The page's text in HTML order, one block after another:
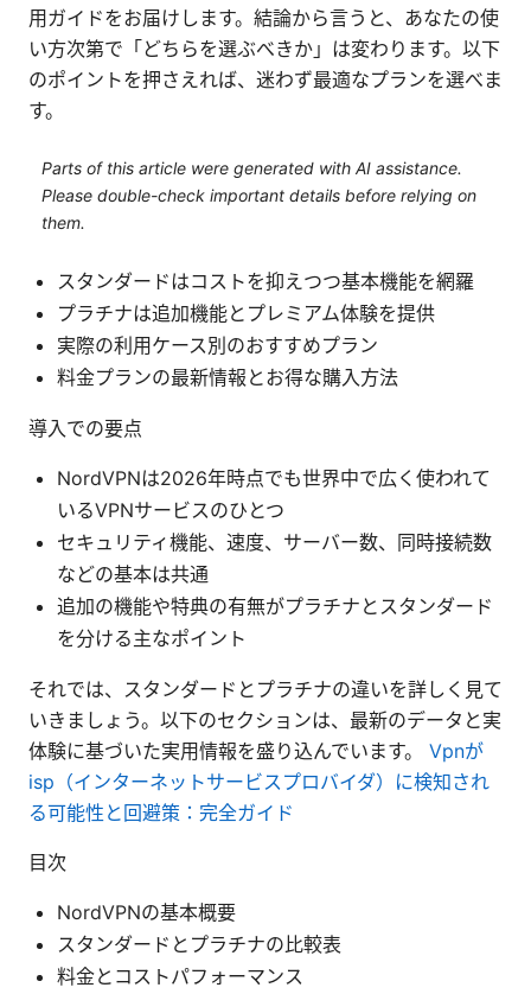
用ガイドをお届けします。結論から言うと、あなたの使
い方次第で「どちらを選ぶべきか」は変わります。以下
のポイントを押さえれば、迷わず最適なプランを選べま
す。
Parts of this article were generated with AI assistance.
Please double-check important details before relying on
them.
スタンダードはコストを抑えつつ基本機能を網羅
プラチナは追加機能とプレミアム体験を提供
実際の利用ケース別のおすすめプラン
料金プランの最新情報とお得な購入方法
導入での要点
NordVPNは2026年時点でも世界中で広く使われて
いるVPNサービスのひとつ
セキュリティ機能、速度、サーバー数、同時接続数
などの基本は共通
追加の機能や特典の有無がプラチナとスタンダード
を分ける主なポイント
それでは、スタンダードとプラチナの違いを詳しく見て
いきましょう。以下のセクションは、最新のデータと実
体験に基づいた実用情報を盛り込んでいます。 Vpnが
isp（インターネットサービスプロバイダ）に検知され
る可能性と回避策：完全ガイド
目次
NordVPNの基本概要
スタンダードとプラチナの比較表
料金とコストパフォーマンス